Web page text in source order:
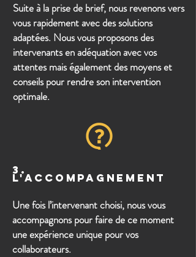
Suite à la prise de brief, nous revenons vers
vous rapidement avec des solutions
adaptées. Nous vous proposons des
intervenants en adéquation avec vos
attentes mais également des moyens et
conseils pour rendre son intervention
optimale.
3.
l'accompagnement
Une fois l’intervenant choisi, nous vous
accompagnons pour faire de ce moment
une expérience unique pour vos
collaborateurs.